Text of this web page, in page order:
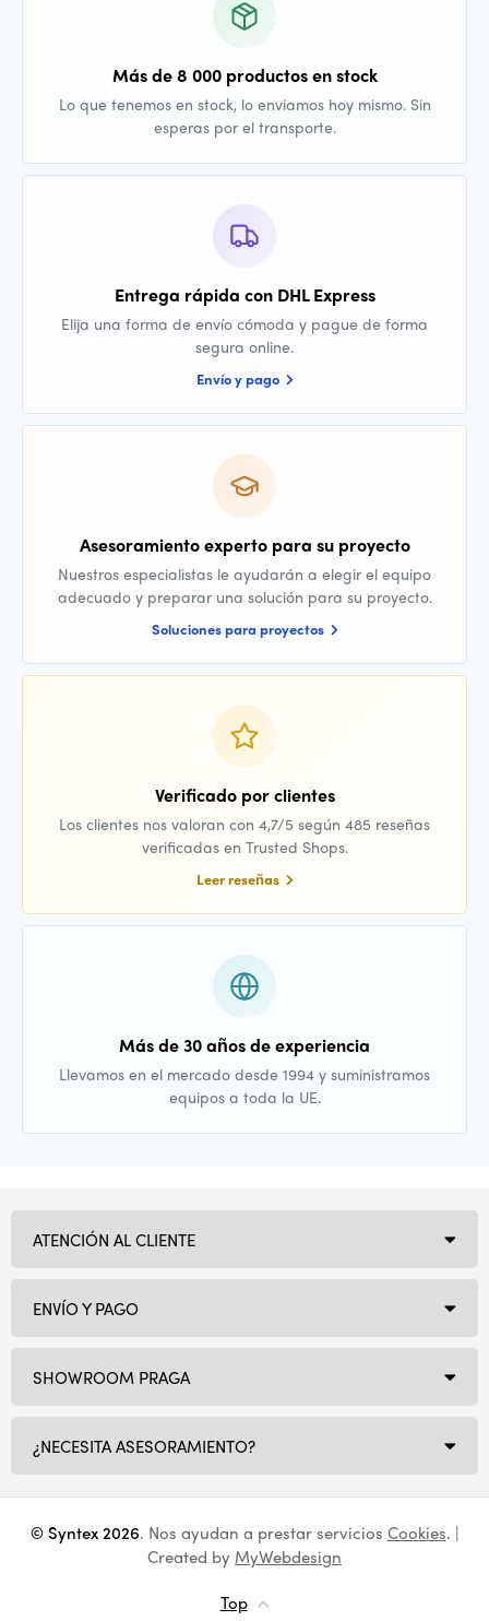
Más de 8 000 productos en stock
Lo que tenemos en stock, lo enviamos hoy mismo. Sin
esperas por el transporte.
Entrega rápida con DHL Express
Elija una forma de envío cómoda y pague de forma
segura online.
Envío y pago
Asesoramiento experto para su proyecto
Nuestros especialistas le ayudarán a elegir el equipo
adecuado y preparar una solución para su proyecto.
Soluciones para proyectos
Verificado por clientes
Los clientes nos valoran con 4,7/5 según 485 reseñas
verificadas en Trusted Shops.
Leer reseñas
Más de 30 años de experiencia
Llevamos en el mercado desde 1994 y suministramos
equipos a toda la UE.
SHOWROOM PRAGA
¿NECESITA ASESORAMIENTO?
ATENCIÓN AL CLIENTE
ENVÍO Y PAGO
© Syntex 2026. Nos ayudan a prestar servicios Cookies. |
Created by MyWebdesign
Top